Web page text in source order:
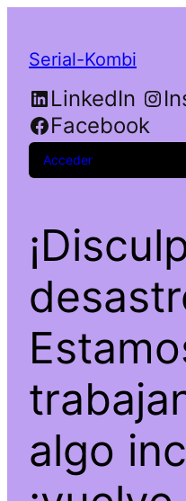
Serial-Kombi
LinkedIn
Facebook
Acceder
algo